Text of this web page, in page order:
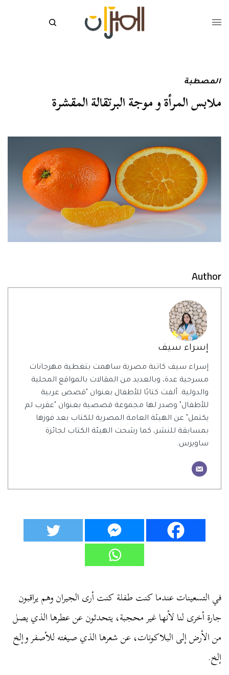
المصطبة
ملابس المرأة و موجة البرتقالة المقشرة
Author
إسراء سيف
إسراء سيف كاتبة مصرية ساهمت بتغطية مهرجانات
مسرحية عدة، وبالعديد من المقالات بالمواقع المحلية
والدولية. ألفت كتابًا للأطفال بعنوان "قصص عربية
للأطفال" وصدر لها مجموعة قصصية بعنوان "عقرب لم
يكتمل" عن الهيئة العامة المصرية للكتاب بعد فوزها
بمسابقة للنشر، كما رشحت الهيئة الكتاب لجائزة
ساويرس.
في التسعينات عندما كنت طفلة كنت أرى الجيران وهم يراقبون
جارة أخرى لنا لأنها غير محجبة، يتحدثون عن عطرها الذي يصل
من الأرض إلى البلاكونات، عن شعرها الذي صيغته للأصفر وإلخ
إلخ.